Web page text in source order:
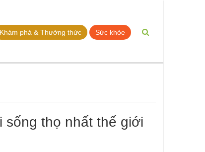
Khám phá & Thưởng thức Sức khỏe
thọ nhất thế giới